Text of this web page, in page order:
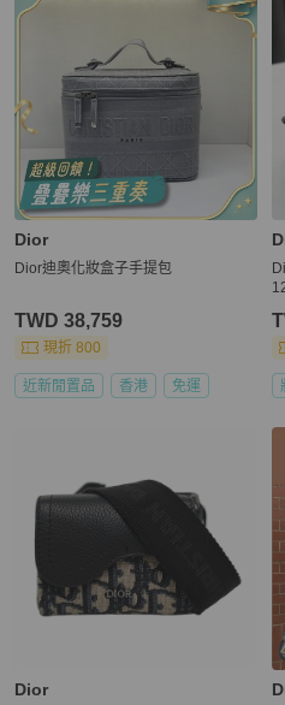
Dior
Dior迪奧化妝盒子手提包
TWD 38,759
現折 800
近新閒置品 香港 免運
Dior